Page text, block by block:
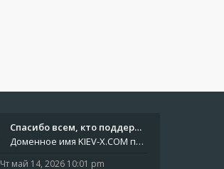
Спасибо всем, кто поддерживае…
Доменное имя KIEV-X.COM продлено до третьей декады августа 2027 года! Спасибо всем анонимным пользователям, которые по
Чт май 14, 2026 10:01 pm